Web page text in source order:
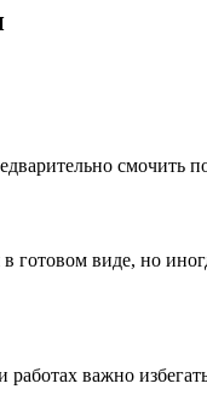
смочить
готовом виде, но
важно